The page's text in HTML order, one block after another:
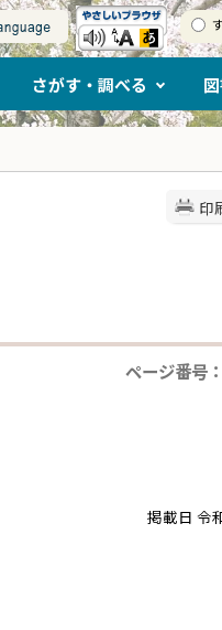
さがす・調べる
印
ページ番号
掲載日 令